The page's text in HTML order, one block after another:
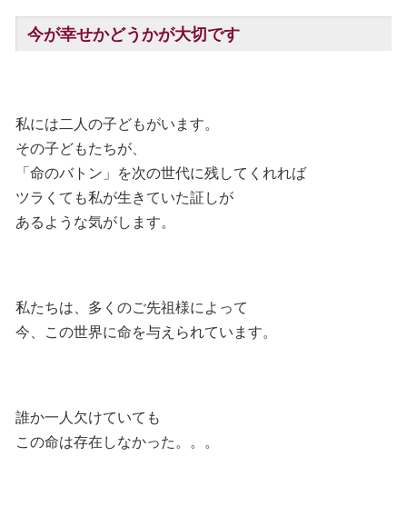
今が幸せかどうかが大切です
私には二人の子どもがいます。
その子どもたちが、
「命のバトン」を次の世代に残してくれれば
ツラくても私が生きていた証しが
あるような気がします。
私たちは、多くのご先祖様によって
今、この世界に命を与えられています。
誰か一人欠けていても
この命は存在しなかった。。。